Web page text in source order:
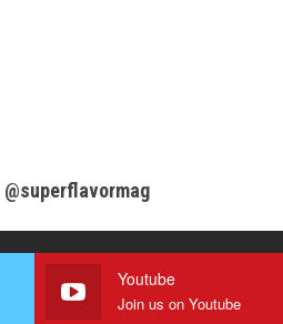
@superflavormag
Youtube
Join us on Youtube